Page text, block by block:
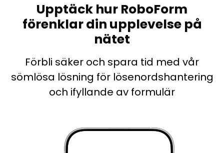
Upptäck hur RoboForm
förenklar din upplevelse på
nätet
Förbli säker och spara tid med vår
sömlösa lösning för lösenordshantering
och ifyllande av formulär